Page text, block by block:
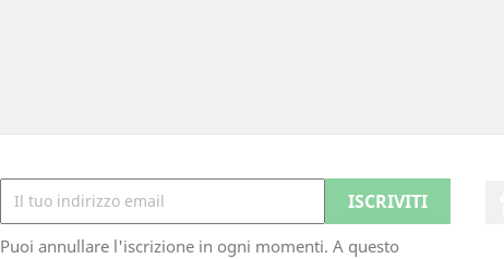
Puoi annullare l'iscrizione in ogni momenti. A questo